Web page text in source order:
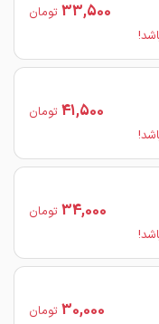
33,500 تومان
41,500 تومان
34,000 تومان
30,000 تومان